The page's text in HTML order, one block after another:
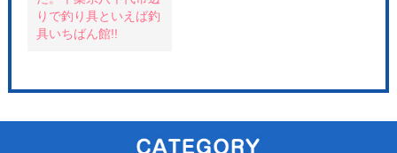
りで釣り具といえば釣
具いちばん館!!